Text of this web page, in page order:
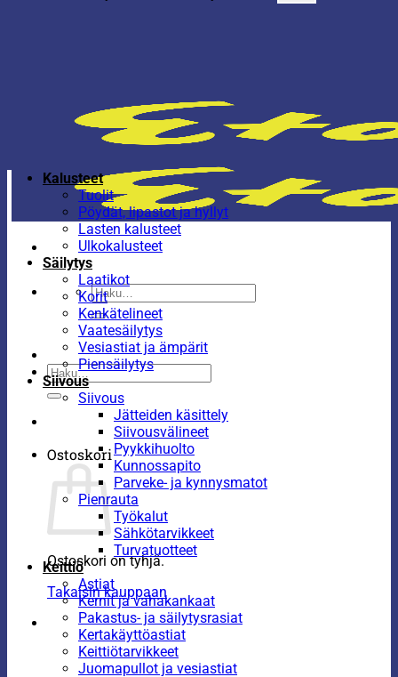
Etsi:
Etsi:
Ostoskori
Ostoskori on tyhjä.
Takaisin kauppaan
Kalusteet
Tuolit
Pöydät, lipastot ja hyllyt
Lasten kalusteet
Ulkokalusteet
Säilytys
Laatikot
Korit
Kenkätelineet
Vaatesäilytys
Vesiastiat ja ämpärit
Piensäilytys
Siivous
Siivous
Jätteiden käsittely
Siivousvälineet
Pyykkihuolto
Kunnossapito
Parveke- ja kynnysmatot
Pienrauta
Työkalut
Sähkötarvikkeet
Turvatuotteet
Keittiö
Astiat
Kernit ja vahakankaat
Pakastus- ja säilytysrasiat
Kertakäyttöastiat
Keittiötarvikkeet
Juomapullot ja vesiastiat